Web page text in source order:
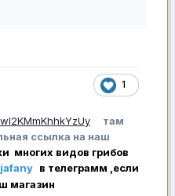
1
там
ссылка на наш
многих видов грибов
в телеграмм ,если
магазин